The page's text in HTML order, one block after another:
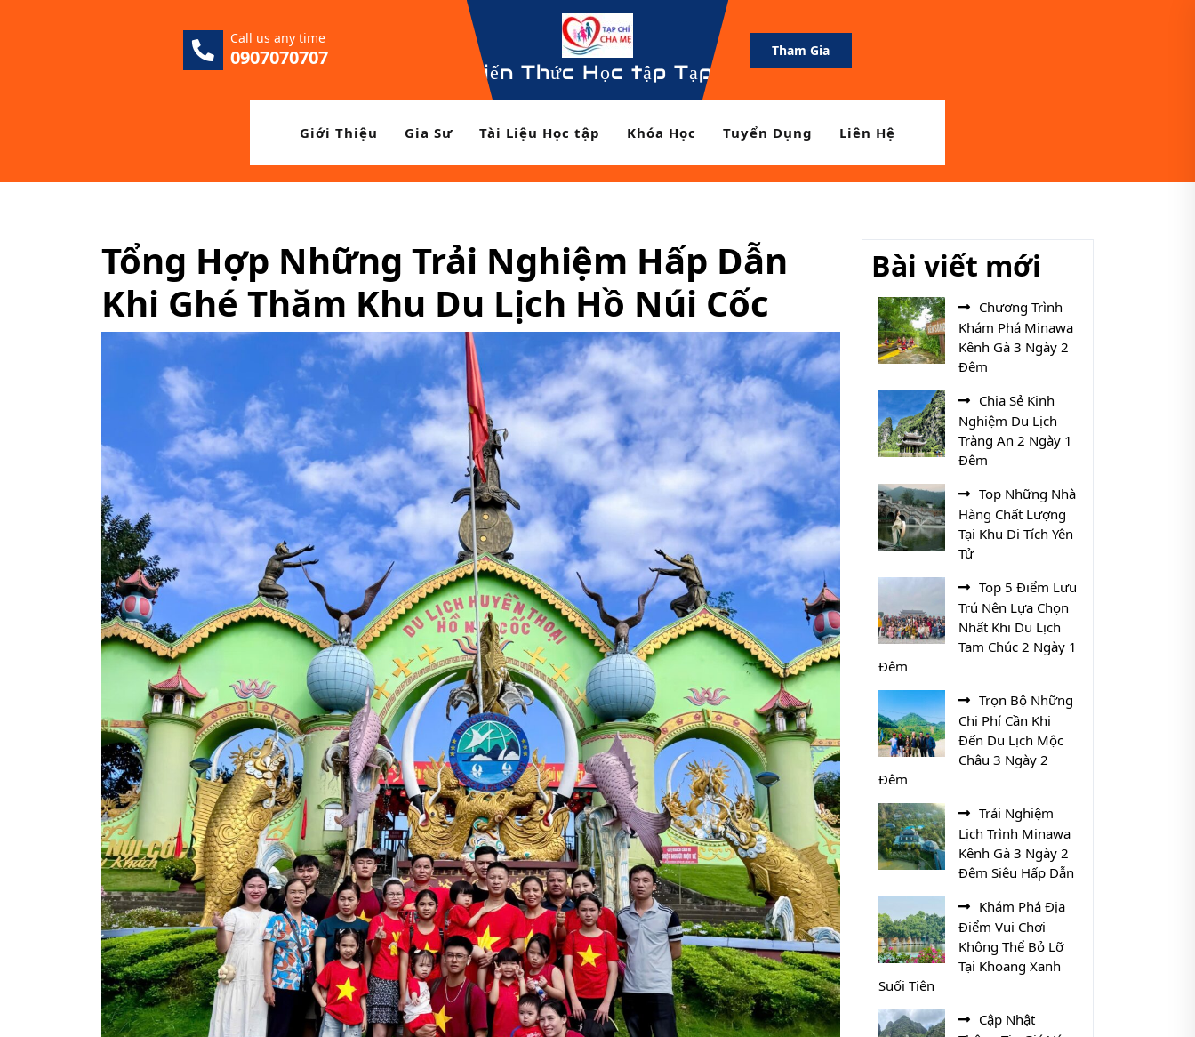
Call us any time
0907070707
Kiến Thức Học tập Tạp Chí Cha Mẹ
Tham Gia
Giới Thiệu Gia Sư Tài Liệu Học tập Khóa Học Tuyển Dụng Liên Hệ
Tổng Hợp Những Trải Nghiệm Hấp Dẫn
Khi Ghé Thăm Khu Du Lịch Hồ Núi Cốc
Bài viết mới
Chương Trình
Khám Phá Minawa
Kênh Gà 3 Ngày 2
Đêm
Chia Sẻ Kinh
Nghiệm Du Lịch
Tràng An 2 Ngày 1
Đêm
Top Những Nhà
Hàng Chất Lượng
Tại Khu Di Tích Yên
Tử
Top 5 Điểm Lưu
Trú Nên Lựa Chọn
Nhất Khi Du Lịch
Tam Chúc 2 Ngày 1
Đêm
Trọn Bộ Những
Chi Phí Cần Khi
Đến Du Lịch Mộc
Châu 3 Ngày 2
Đêm
Trải Nghiệm
Lịch Trình Minawa
Kênh Gà 3 Ngày 2
Đêm Siêu Hấp Dẫn
Khám Phá Địa
Điểm Vui Chơi
Không Thể Bỏ Lỡ
Tại Khoang Xanh
Suối Tiên
Cập Nhật